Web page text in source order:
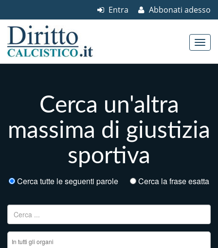
Abbonati adesso
Entra
Cerca un'altra
massima di giustizia
sportiva
Cerca tutte le seguenti parole Cerca la frase esatta
Ricerca per: